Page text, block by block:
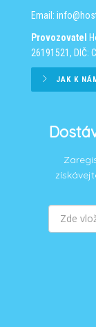
Email:
Provozovatel
26191521, DIČ:
JAK K